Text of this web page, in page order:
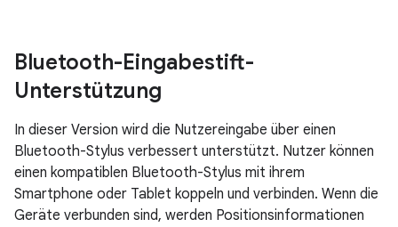
Bluetooth-Eingabestift-
Unterstützung
In dieser Version wird die Nutzereingabe über einen
Bluetooth-Stylus verbessert unterstützt. Nutzer können
einen kompatiblen Bluetooth-Stylus mit ihrem
Smartphone oder Tablet koppeln und verbinden. Wenn die
Geräte verbunden sind, werden Positionsinformationen